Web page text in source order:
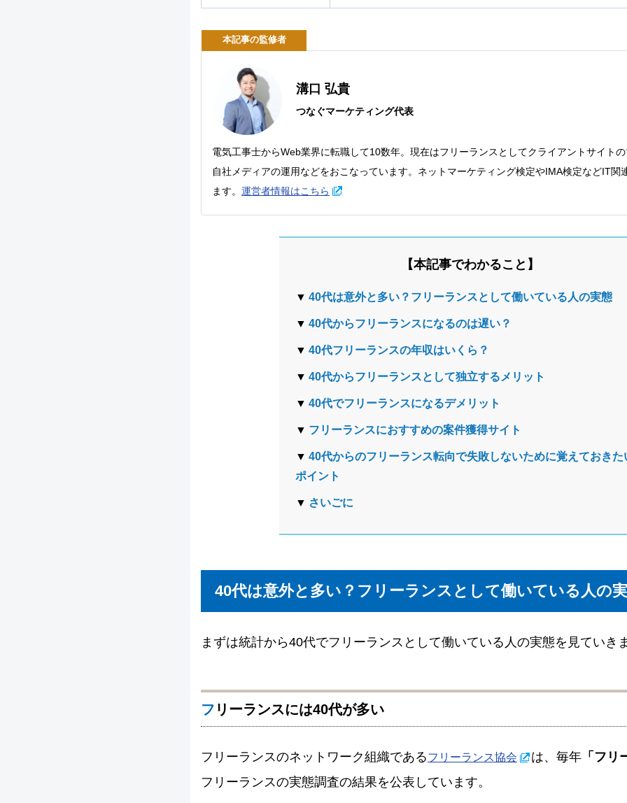
本記事の監修者
溝口 弘貴
つなぐマーケティング代表
電気工事士からWeb業界に転職して10数年。現在はフリーランスとしてクライアントサイト
自社メディアの運用などをおこなっています。ネットマーケティング検定やIMA検定などIT関
ます。 運営者情報はこちら
本記事でわかること
40代は意外と多い？フリーランスとして働いている人の実態
40代からフリーランスになるのは遅い？
40代フリーランスの年収はいくら？
40代からフリーランスとして独立するメリット
40代でフリーランスになるデメリット
フリーランスにおすすめの案件獲得サイト
40代からのフリーランス転向で失敗しないために覚えておきた
ポイント
さいごに
40代は意外と多い？フリーランスとして働いている人の
まずは統計から40代でフリーランスとして働いている人の実態を見ていき
フリーランスには40代が多い
フリーランスのネットワーク組織であるフリーランス協会 は、毎年 「フ
フリーランスの実態調査の結果を公表しています。